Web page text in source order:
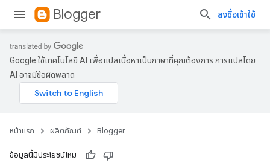
Blogger ลงชื่อเข้าใช้
Google ใช้เทคโนโลยี AI เพื่อแปลเนื้อหาเป็นภาษาที่คุณต้องการ การแปลโดย
AI อาจมีข้อผิดพลาด
หน้าแรก ผลิตภัณฑ์ Blogger
ข้อมูลนี้มีประโยชน์ไหม